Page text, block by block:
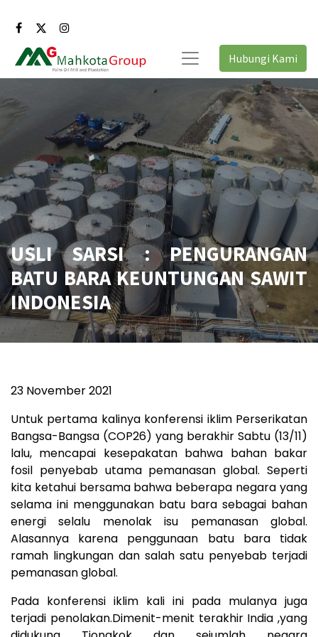
Hubungi Kami
USLI SARSI : PENGURANGAN
BATU BARA KEUNTUNGAN SAWIT
INDONESIA
23 November 2021
Untuk pertama kalinya konferensi iklim Perserikatan
Bangsa-Bangsa (COP26) yang berakhir Sabtu (13/11)
lalu, mencapai kesepakatan bahwa bahan bakar
fosil penyebab utama pemanasan global. Seperti
kita ketahui bersama bahwa beberapa negara yang
selama ini menggunakan batu bara sebagai bahan
energi selalu menolak isu pemanasan global.
Alasannya karena penggunaan batu bara tidak
ramah lingkungan dan salah satu penyebab terjadi
pemanasan global.
Pada konferensi iklim kali ini pada mulanya juga
terjadi penolakan.Dimenit-menit terakhir India ,yang